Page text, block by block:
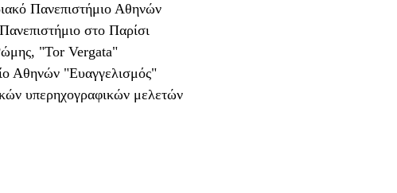
Πανεπιστήμιο Αθηνών
στο Παρίσι
"Tor Vergata"
Αθηνών "Ευαγγελισμός"
υπερηχογραφικών μελετών